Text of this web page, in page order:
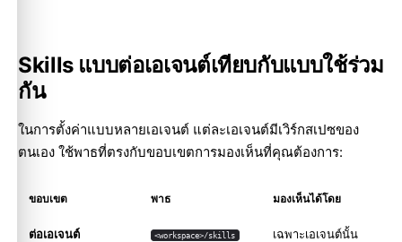
Skills แบบต่อเอเจนต์เทียบกับแบบใช้ร่วม
กัน
ในการตั้งค่าแบบหลายเอเจนต์ แต่ละเอเจนต์มีเวิร์กสเปซของ
ตนเอง ใช้พาธที่ตรงกับขอบเขตการมองเห็นที่คุณต้องการ:
ขอบเขต พาธ มองเห็นได้โดย
ต่อเอเจนต์ <workspace>/skills เฉพาะเอเจนต์นั้น